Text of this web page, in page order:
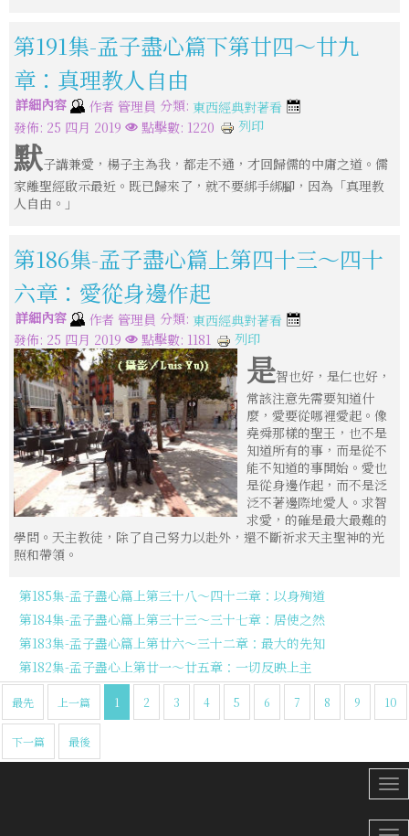
第191集-孟子盡心篇下第廿四～廿九
章：真理教人自由
詳細內容 作者 管理員 分類: 東西經典對著看
發佈: 25 四月 2019
點擊數: 1220 列印
默子講兼愛，楊子主為我，都走不通，才回歸儒的中庸之道。儒
家離聖經啟示最近。既已歸來了，就不要綁手綁腳，因為「真理教
人自由。」
第186集-孟子盡心篇上第四十三～四十
六章：愛從身邊作起
詳細內容 作者 管理員 分類: 東西經典對著看
發佈: 25 四月 2019
點擊數: 1181 列印
是智也好，是仁也好，
常該注意先需要知道什
麼，愛要從哪裡愛起。像
堯舜那樣的聖王，也不是
知道所有的事，而是從不
能不知道的事開始。愛也
是從身邊作起，而不是泛
泛不著邊際地愛人。求智
求愛，的確是最大最難的
學問。天主教徒，除了自己努力以赴外，還不斷祈求天主聖神的光
照和帶領。
第185集-孟子盡心篇上第三十八～四十二章：以身殉道
第184集-孟子盡心篇上第三十三～三十七章：居使之然
第183集-孟子盡心篇上第廿六～三十二章：最大的先知
第182集-孟子盡心上第廿一～廿五章：一切反映上主
最先 上一篇 1 2 3 4 5 6 7 8 9 10
下一篇 最後